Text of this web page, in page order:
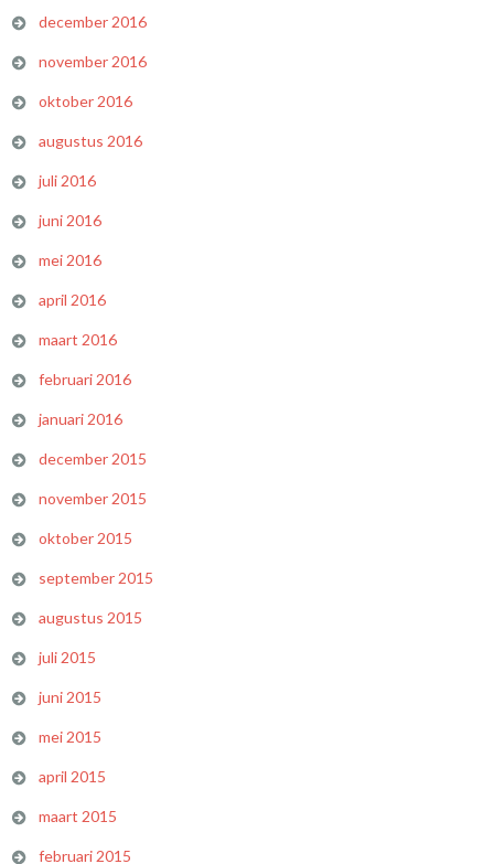
december 2016
november 2016
oktober 2016
augustus 2016
juli 2016
juni 2016
mei 2016
april 2016
maart 2016
februari 2016
januari 2016
december 2015
november 2015
oktober 2015
september 2015
augustus 2015
juli 2015
juni 2015
mei 2015
april 2015
maart 2015
februari 2015